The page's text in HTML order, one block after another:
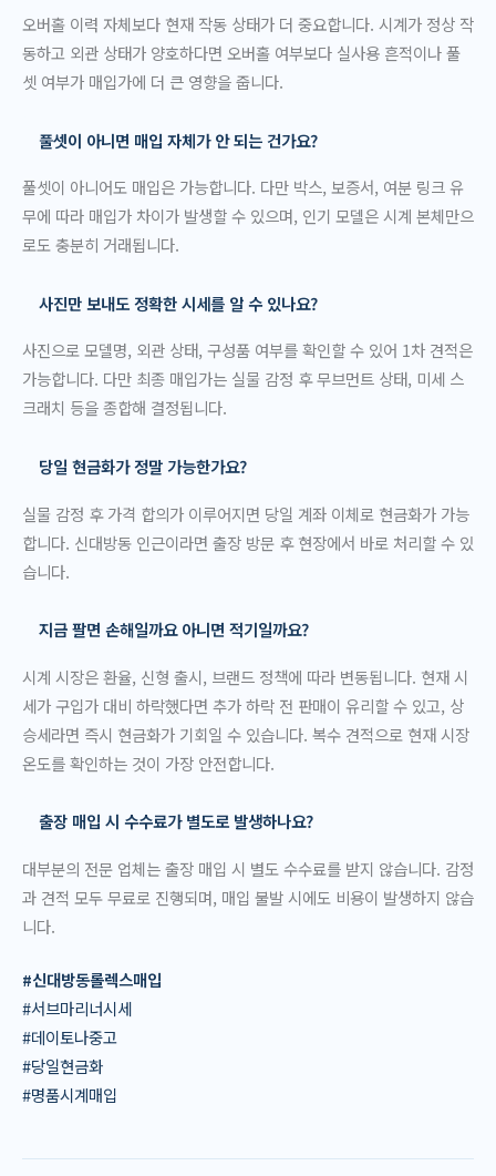
오버홀 이력 자체보다 현재 작동 상태가 더 중요합니다. 시계가 정상 작
동하고 외관 상태가 양호하다면 오버홀 여부보다 실사용 흔적이나 풀
셋 여부가 매입가에 더 큰 영향을 줍니다.
풀셋이 아니면 매입 자체가 안 되는 건가요?
풀셋이 아니어도 매입은 가능합니다. 다만 박스, 보증서, 여분 링크 유
무에 따라 매입가 차이가 발생할 수 있으며, 인기 모델은 시계 본체만으
로도 충분히 거래됩니다.
사진만 보내도 정확한 시세를 알 수 있나요?
사진으로 모델명, 외관 상태, 구성품 여부를 확인할 수 있어 1차 견적은
가능합니다. 다만 최종 매입가는 실물 감정 후 무브먼트 상태, 미세 스
크래치 등을 종합해 결정됩니다.
당일 현금화가 정말 가능한가요?
실물 감정 후 가격 합의가 이루어지면 당일 계좌 이체로 현금화가 가능
합니다. 신대방동 인근이라면 출장 방문 후 현장에서 바로 처리할 수 있
습니다.
지금 팔면 손해일까요 아니면 적기일까요?
시계 시장은 환율, 신형 출시, 브랜드 정책에 따라 변동됩니다. 현재 시
세가 구입가 대비 하락했다면 추가 하락 전 판매이 유리할 수 있고, 상
승세라면 즉시 현금화가 기회일 수 있습니다. 복수 견적으로 현재 시장
온도를 확인하는 것이 가장 안전합니다.
출장 매입 시 수수료가 별도로 발생하나요?
대부분의 전문 업체는 출장 매입 시 별도 수수료를 받지 않습니다. 감정
과 견적 모두 무료로 진행되며, 매입 불발 시에도 비용이 발생하지 않습
니다.
#신대방동롤렉스매입
#서브마리너시세
#데이토나중고
#당일현금화
#명품시계매입